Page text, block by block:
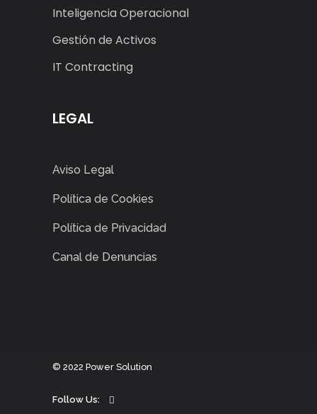
Inteligencia Operacional
Gestión de Activos
IT Contracting
LEGAL
Aviso Legal
Política de Cookies
Política de Privacidad
Canal de Denuncias
© 2022 Power Solution
Follow Us: